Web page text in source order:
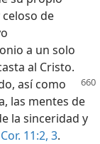
de
a un solo
al Cristo.
así como
las mentes de
la sinceridad y
11:2, 3.